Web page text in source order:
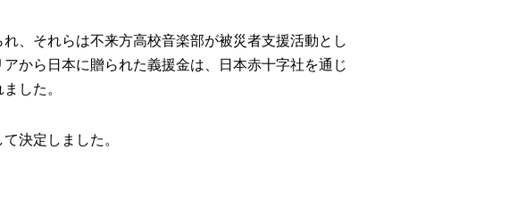
、それらは不来方高校音楽部が被災者支援活動とし
から日本に贈られた義援金は、日本赤十字社を通じ
した。
決定しました。